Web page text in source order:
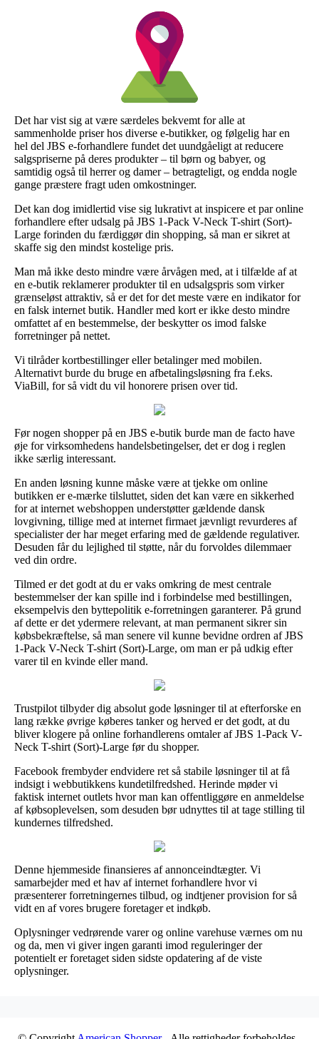
Det har vist sig at være særdeles bekvemt for alle at
sammenholde priser hos diverse e-butikker, og følgelig har en
hel del JBS e-forhandlere fundet det uundgåeligt at reducere
salgspriserne på deres produkter – til børn og babyer, og
samtidig også til herrer og damer – betragteligt, og endda nogle
gange præstere fragt uden omkostninger.
Det kan dog imidlertid vise sig lukrativt at inspicere et par online
forhandlere efter udsalg på JBS 1-Pack V-Neck T-shirt (Sort)-
Large forinden du færdiggør din shopping, så man er sikret at
skaffe sig den mindst kostelige pris.
Man må ikke desto mindre være årvågen med, at i tilfælde af at
en e-butik reklamerer produkter til en udsalgspris som virker
grænseløst attraktiv, så er det for det meste være en indikator for
en falsk internet butik. Handler med kort er ikke desto mindre
omfattet af en bestemmelse, der beskytter os imod falske
forretninger på nettet.
Vi tilråder kortbestillinger eller betalinger med mobilen.
Alternativt burde du bruge en afbetalingsløsning fra f.eks.
ViaBill, for så vidt du vil honorere prisen over tid.
Før nogen shopper på en JBS e-butik burde man de facto have
øje for virksomhedens handelsbetingelser, det er dog i reglen
ikke særlig interessant.
En anden løsning kunne måske være at tjekke om online
butikken er e-mærke tilsluttet, siden det kan være en sikkerhed
for at internet webshoppen understøtter gældende dansk
lovgivning, tillige med at internet firmaet jævnligt revurderes af
specialister der har meget erfaring med de gældende regulativer.
Desuden får du lejlighed til støtte, når du forvoldes dilemmaer
ved din ordre.
Tilmed er det godt at du er vaks omkring de mest centrale
bestemmelser der kan spille ind i forbindelse med bestillingen,
eksempelvis den byttepolitik e-forretningen garanterer. På grund
af dette er det ydermere relevant, at man permanent sikrer sin
købsbekræftelse, så man senere vil kunne bevidne ordren af JBS
1-Pack V-Neck T-shirt (Sort)-Large, om man er på udkig efter
varer til en kvinde eller mand.
Trustpilot tilbyder dig absolut gode løsninger til at efterforske en
lang række øvrige køberes tanker og herved er det godt, at du
bliver klogere på online forhandlerens omtaler af JBS 1-Pack V-
Neck T-shirt (Sort)-Large før du shopper.
Facebook frembyder endvidere ret så stabile løsninger til at få
indsigt i webbutikkens kundetilfredshed. Herinde møder vi
faktisk internet outlets hvor man kan offentliggøre en anmeldelse
af købsoplevelsen, som desuden bør udnyttes til at tage stilling til
kundernes tilfredshed.
Denne hjemmeside finansieres af annonceindtægter. Vi
samarbejder med et hav af internet forhandlere hvor vi
præsenterer forretningernes tilbud, og indtjener provision for så
vidt en af vores brugere foretager et indkøb.
Oplysninger vedrørende varer og online varehuse værnes om nu
og da, men vi giver ingen garanti imod reguleringer der
potentielt er foretaget siden sidste opdatering af de viste
oplysninger.